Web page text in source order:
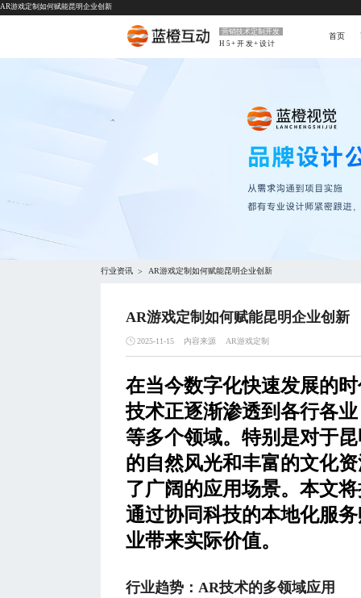
AR游戏定制如何赋能昆明企业创新
营销技术定制开发
H5+开发+设计
首页
行业资讯 > AR游戏定制如何赋能昆明企业创新
AR游戏定制如何赋能昆明企业创新
2025-11-15 内容来源 AR游戏定制
在当今数字化快速发展的
技术正逐渐渗透到各行各
等多个领域。特别是对于
的自然风光和丰富的文化
了广阔的应用场景。本文
通过协同科技的本地化服
业带来实际价值。
行业趋势：AR技术的多领域应用